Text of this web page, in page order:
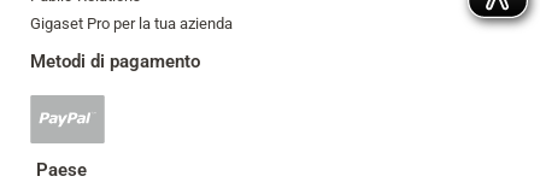
Gigaset Pro per la tua azienda
Metodi di pagamento
Paypal
Paese